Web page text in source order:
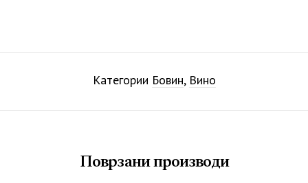
Категории Бовин, Вино
Поврзани производи